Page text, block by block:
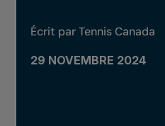
Écrit par Tennis Canada
29 NOVEMBRE 2024